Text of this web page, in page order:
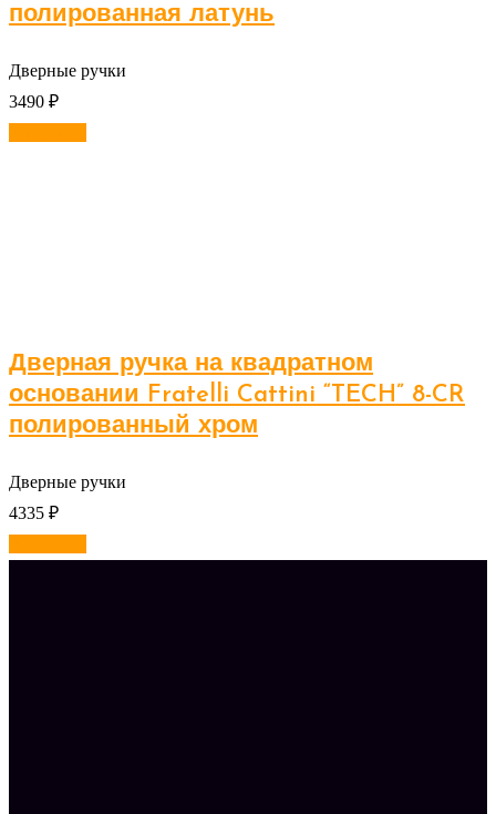
полированная латунь
Дверные ручки
3490 ₽
Дверная ручка на квадратном
основании Fratelli Cattini “TECH” 8-CR
полированный хром
Дверные ручки
4335 ₽